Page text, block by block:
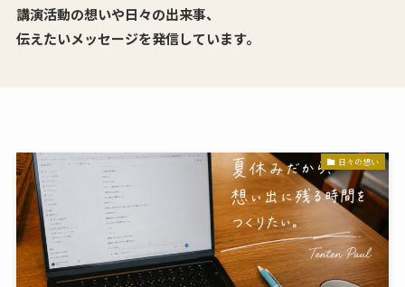
講演活動の想いや日々の出来事、
伝えたいメッセージを発信しています。
日々の想い